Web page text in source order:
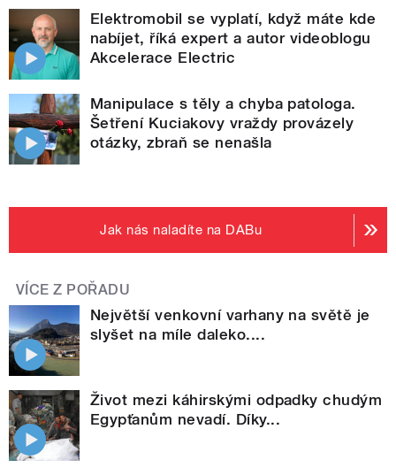
Elektromobil se vyplatí, když máte kde
nabíjet, říká expert a autor videoblogu
Akcelerace Electric
Manipulace s těly a chyba patologa.
Šetření Kuciakovy vraždy provázely
otázky, zbraň se nenašla
Jak nás naladíte na DABu
VÍCE Z POŘADU
Největší venkovní varhany na světě je
slyšet na míle daleko....
Život mezi káhirskými odpadky chudým
Egypťanům nevadí. Díky...